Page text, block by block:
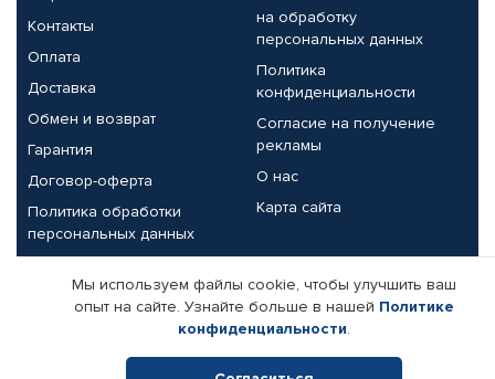
Контакты
Оплата
Доставка
Обмен и возврат
Гарантия
Договор-оферта
Политика обработки
персональных данных
на обработку
персональных данных
Политика
конфиденциальности
Согласие на получение
рекламы
О нас
Карта сайта
Партнерам
Корпоративным клиентам
Поставщикам
Реквизиты компании
Мы используем файлы cookie, чтобы улучшить ваш
опыт на сайте. Узнайте больше в нашей Политике
конфиденциальности.